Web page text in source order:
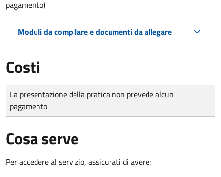
pagamento)
Moduli da compilare e documenti da allegare
Costi
Tipo di pagamento
Importo
La presentazione della pratica non prevede alcun
pagamento
Cosa serve
Per accedere al servizio, assicurati di avere: